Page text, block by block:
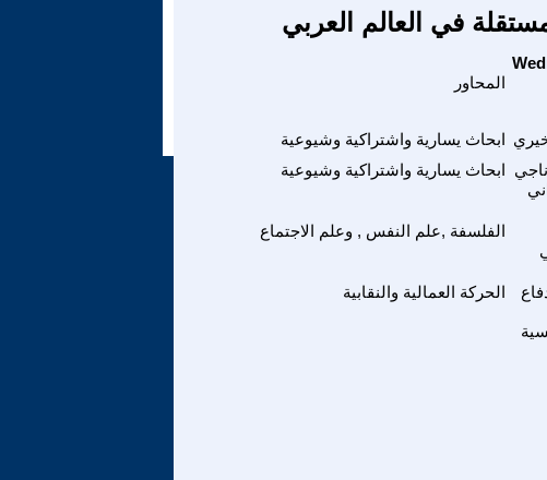
في العالم العربي
ابحاث يسارية واشتراكية وشيوعية
ابحاث يسارية واشتراكية وشيوعية
الفلسفة ,علم النفس , وعلم الاجتماع
الحركة العمالية والنقابية